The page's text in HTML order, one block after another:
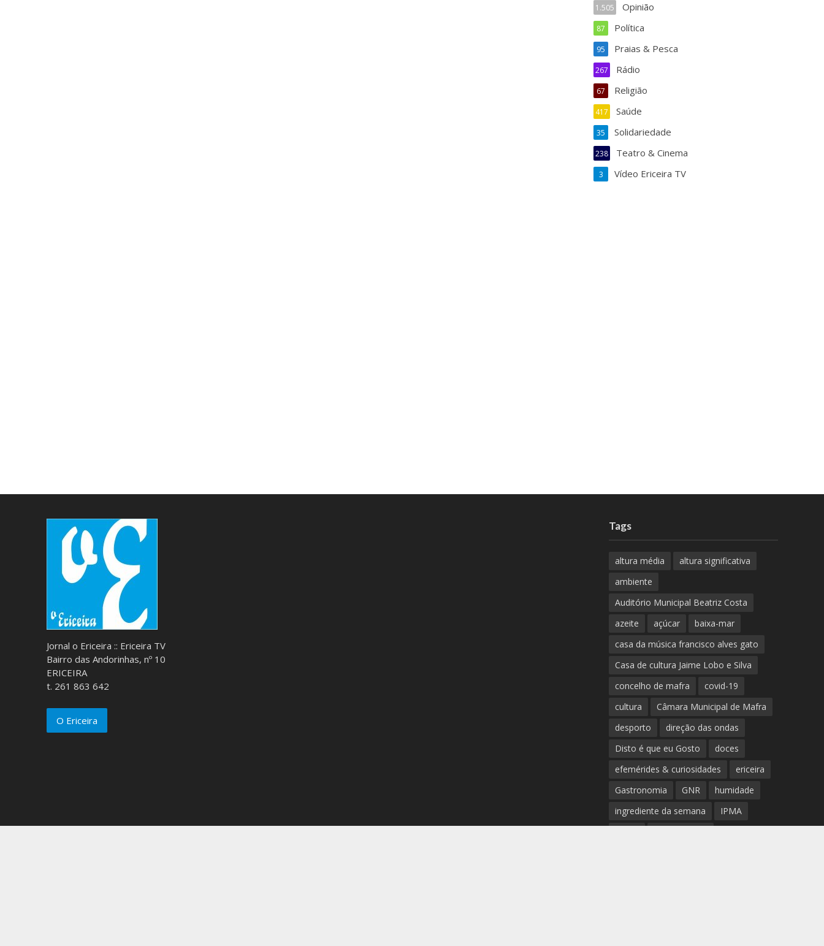
Opinião
1.505
Política
87
Praias & Pesca
95
Rádio
267
Religião
67
Saúde
417
Solidariedade
35
Teatro & Cinema
238
Vídeo Ericeira TV
3
Jornal o Ericeira :: Ericeira TV
Bairro das Andorinhas, nº 10
ERICEIRA
t. 261 863 642
O Ericeira
Tags
altura média
altura significativa
ambiente
Auditório Municipal Beatriz Costa
azeite
açúcar
baixa-mar
casa da música francisco alves gato
Casa de cultura Jaime Lobo e Silva
concelho de mafra
covid-19
cultura
Câmara Municipal de Mafra
desporto
direção das ondas
Disto é que eu Gosto
doces
efemérides & curiosidades
ericeira
Gastronomia
GNR
humidade
ingrediente da semana
IPMA